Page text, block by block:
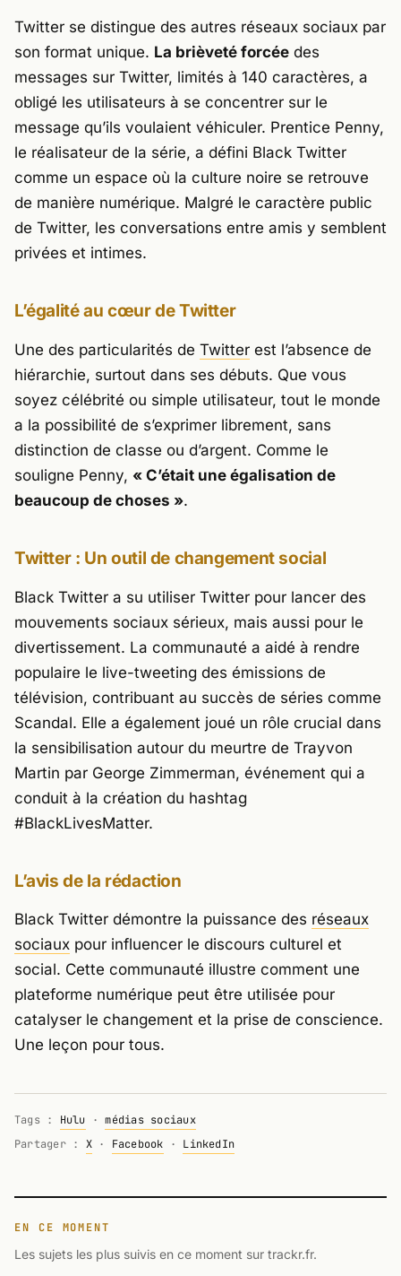
Twitter se distingue des autres réseaux sociaux par
son format unique. La brièveté forcée des
messages sur Twitter, limités à 140 caractères, a
obligé les utilisateurs à se concentrer sur le
message qu’ils voulaient véhiculer. Prentice Penny,
le réalisateur de la série, a défini Black Twitter
comme un espace où la culture noire se retrouve
de manière numérique. Malgré le caractère public
de Twitter, les conversations entre amis y semblent
privées et intimes.
L’égalité au cœur de Twitter
Une des particularités de Twitter est l’absence de
hiérarchie, surtout dans ses débuts. Que vous
soyez célébrité ou simple utilisateur, tout le monde
a la possibilité de s’exprimer librement, sans
distinction de classe ou d’argent. Comme le
souligne Penny, « C’était une égalisation de
beaucoup de choses ».
Twitter : Un outil de changement social
Black Twitter a su utiliser Twitter pour lancer des
mouvements sociaux sérieux, mais aussi pour le
divertissement. La communauté a aidé à rendre
populaire le live-tweeting des émissions de
télévision, contribuant au succès de séries comme
Scandal. Elle a également joué un rôle crucial dans
la sensibilisation autour du meurtre de Trayvon
Martin par George Zimmerman, événement qui a
conduit à la création du hashtag
#BlackLivesMatter.
L’avis de la rédaction
Black Twitter démontre la puissance des réseaux
sociaux pour influencer le discours culturel et
social. Cette communauté illustre comment une
plateforme numérique peut être utilisée pour
catalyser le changement et la prise de conscience.
Une leçon pour tous.
Tags : Hulu ·médias sociaux
Partager : X· Facebook · LinkedIn
EN CE MOMENT
Les sujets les plus suivis en ce moment sur trackr.fr.